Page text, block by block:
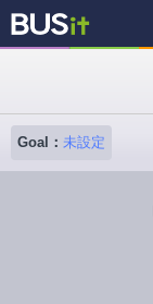
Goal： 未設定